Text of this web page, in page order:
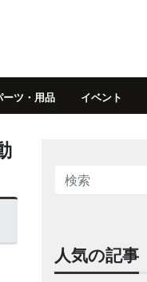
ーツ・用品 イベント
人気の記事